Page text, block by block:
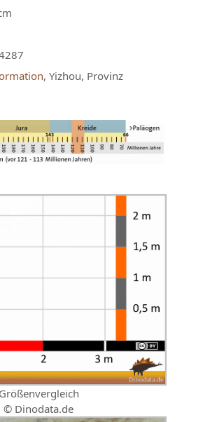
, Yizhou, Provinz
Größenvergleich
© Dinodata.de